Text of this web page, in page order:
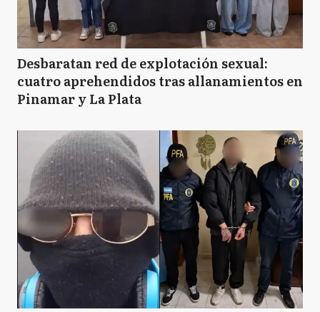
Desbaratan red de explotación sexual:
cuatro aprehendidos tras allanamientos en
Pinamar y La Plata